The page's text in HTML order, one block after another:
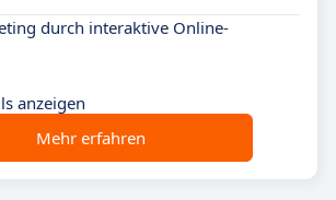
durch interaktive Online-
anzeigen
Mehr erfahren